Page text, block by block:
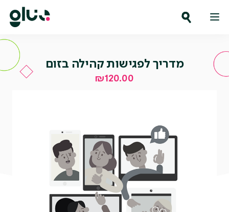
מדריך לפגישות קהילה בזום
₪120.00